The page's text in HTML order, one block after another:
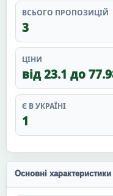
ВСЬОГО ПРОПОЗИЦІЙ
3
ЦІНИ
від 23.1 до
Є В УКРАЇНІ
1
Основні характеристики